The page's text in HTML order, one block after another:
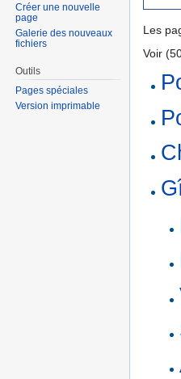
Les
Voir
Créer une nouvelle
page
Galerie des nouveaux
fichiers
Outils
Pages spéciales
Version imprimable